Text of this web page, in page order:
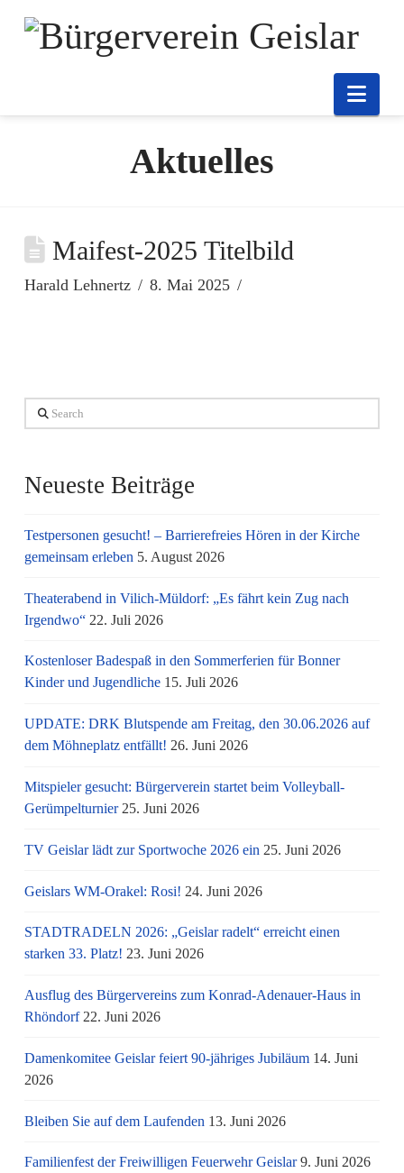
Aktuelles
Maifest-2025 Titelbild
Harald Lehnertz 8. Mai 2025
Search
Neueste Beiträge
Testpersonen gesucht! – Barrierefreies Hören in der Kirche
gemeinsam erleben 5. August 2026
Theaterabend in Vilich-Müldorf: „Es fährt kein Zug nach
Irgendwo“ 22. Juli 2026
Kostenloser Badespaß in den Sommerferien für Bonner
Kinder und Jugendliche 15. Juli 2026
UPDATE: DRK Blutspende am Freitag, den 30.06.2026 auf
dem Möhneplatz entfällt! 26. Juni 2026
Mitspieler gesucht: Bürgerverein startet beim Volleyball-
Gerümpelturnier 25. Juni 2026
TV Geislar lädt zur Sportwoche 2026 ein 25. Juni 2026
Geislars WM-Orakel: Rosi! 24. Juni 2026
STADTRADELN 2026: „Geislar radelt“ erreicht einen
starken 33. Platz! 23. Juni 2026
Ausflug des Bürgervereins zum Konrad-Adenauer-Haus in
Rhöndorf 22. Juni 2026
Damenkomitee Geislar feiert 90-jähriges Jubiläum 14. Juni
2026
Bleiben Sie auf dem Laufenden 13. Juni 2026
Familienfest der Freiwilligen Feuerwehr Geislar 9. Juni 2026